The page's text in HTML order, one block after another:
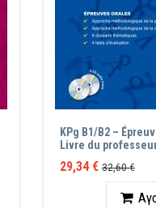
KPg B1/B2 –
Livre du
29,34 € 32,60 €
Ποσότητα